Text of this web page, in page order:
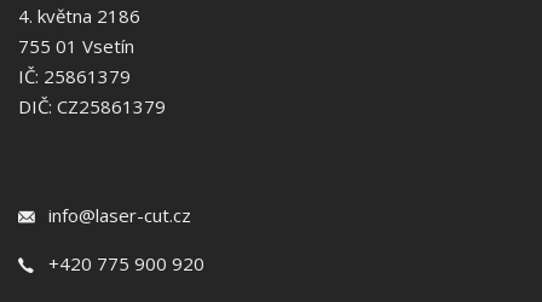
4. května 2186
755 01 Vsetín
IČ: 25861379
DIČ: CZ25861379
info@laser-cut.cz
+420 775 900 920